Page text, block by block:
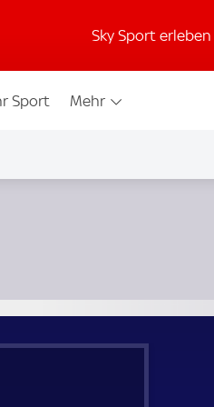
Sky Sport erleben
Sport Mehr